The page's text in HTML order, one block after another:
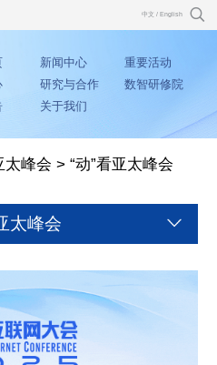
中文 / English
新闻中心
重要活动
研究与合作
数智研修院
关于我们
太峰会 >“动”看亚太峰会
太峰会